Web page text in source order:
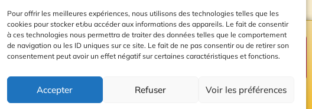
Pour offrir les meilleures expériences, nous utilisons des technologies telles que les
cookies pour stocker et/ou accéder aux informations des appareils. Le fait de consentir
à ces technologies nous permettra de traiter des données telles que le comportement
de navigation ou les ID uniques sur ce site. Le fait de ne pas consentir ou de retirer son
consentement peut avoir un effet négatif sur certaines caractéristiques et fonctions.
Accepter Refuser Voir les préférences
Plan du site